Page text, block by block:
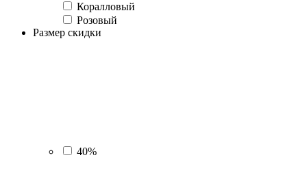
Коралловый
Розовый
Размер скидки
40%